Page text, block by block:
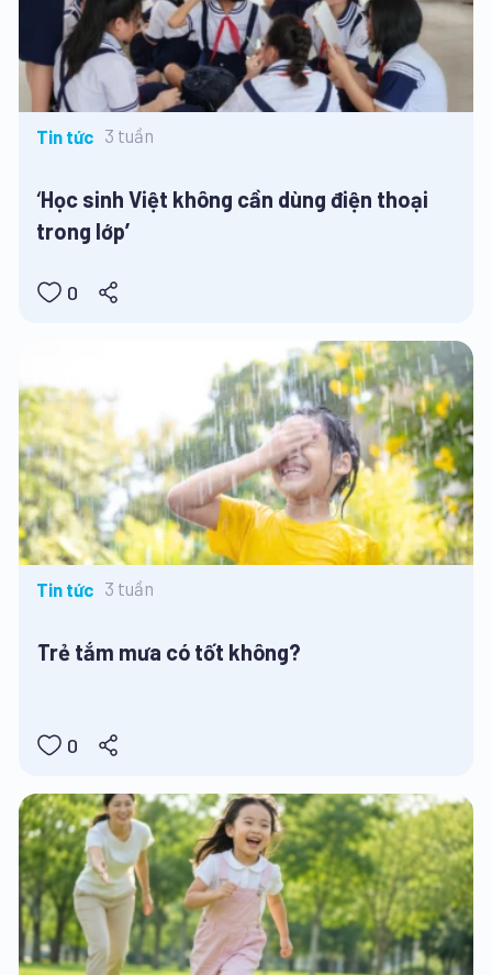
Tin tức 3 tuần
‘Học sinh Việt không cần dùng điện thoại
trong lớp’
0
Tin tức 3 tuần
Trẻ tắm mưa có tốt không?
0